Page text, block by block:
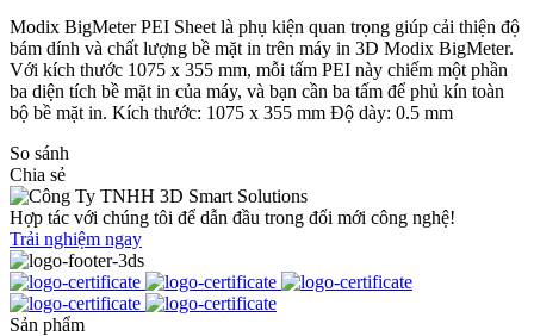
Modix BigMeter PEI Sheet là phụ kiện quan trọng giúp cải thiện độ
bám dính và chất lượng bề mặt in trên máy in 3D Modix BigMeter.
Với kích thước 1075 x 355 mm, mỗi tấm PEI này chiếm một phần
ba diện tích bề mặt in của máy, và bạn cần ba tấm để phủ kín toàn
bộ bề mặt in. Kích thước: 1075 x 355 mm Độ dày: 0.5 mm
So sánh
Chia sẻ
Hợp tác với chúng tôi để dẫn đầu trong đổi mới công nghệ!
Trải nghiệm ngay
Sản phẩm